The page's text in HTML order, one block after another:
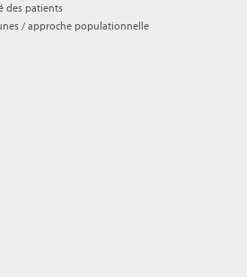
des patients
/ approche populationnelle